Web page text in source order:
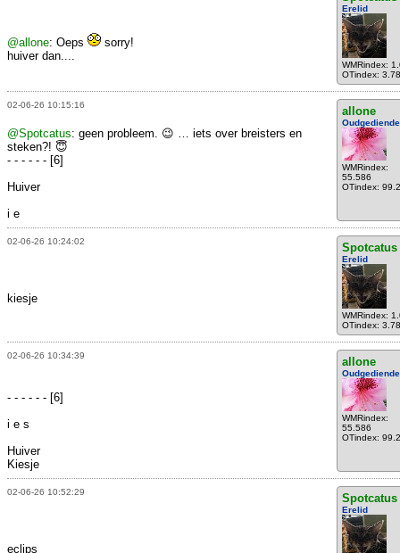
Erelid
WMRindex:
OTindex:
@allone: Oeps
sorry!
huiver dan....
02-06-26 10:15:16 allone
Oudgediende
WMRindex:
55.586
OTindex:
@Spotcatus: geen probleem. 😉 … iets over breisters en
steken?! 😇
- - - - - - [6]
Huiver
i e
02-06-26 10:24:02 Spotcatus
Erelid
WMRindex:
OTindex:
kiesje
02-06-26 10:34:39 allone
Oudgediende
WMRindex:
55.586
OTindex:
- - - - - - [6]
i e s
Huiver
Kiesje
02-06-26 10:52:29 Spotcatus
Erelid
eclips